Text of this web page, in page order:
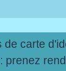
de carte
prenez